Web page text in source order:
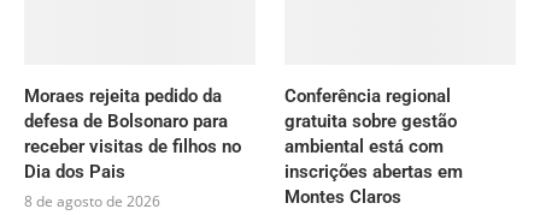
Moraes rejeita pedido da
defesa de Bolsonaro para
receber visitas de filhos no
Dia dos Pais
8 de agosto de 2026
Conferência regional
gratuita sobre gestão
ambiental está com
inscrições abertas em
Montes Claros